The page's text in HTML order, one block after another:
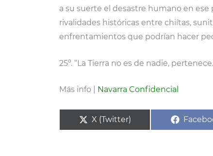
a su suerte el desastre humano en
rivalidades históricas entre chiítas,
enfrentamientos que podrían hacer
25º. “La Tierra no es de nadie,
Más info | Navarra Confidencial
Compartir
en
X (Twitter)